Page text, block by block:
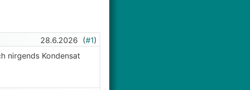
28.6.2026 (#1)
nirgends Kondensat